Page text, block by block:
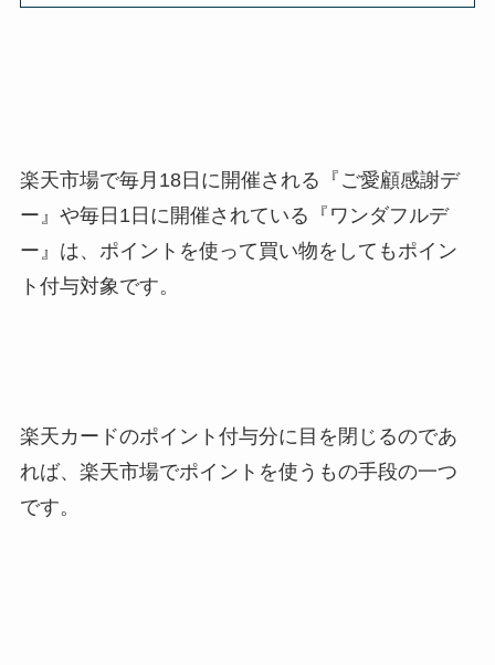
楽天市場で毎月18日に開催される『ご愛顧感謝デ
ー』や毎日1日に開催されている『ワンダフルデ
ー』は、ポイントを使って買い物をしてもポイン
ト付与対象です。
楽天カードのポイント付与分に目を閉じるのであ
れば、楽天市場でポイントを使うもの手段の一つ
です。